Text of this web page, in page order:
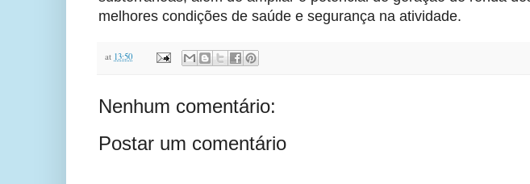
melhores condições de saúde e segurança na atividade.
at 13:50
Nenhum comentário:
Postar um comentário